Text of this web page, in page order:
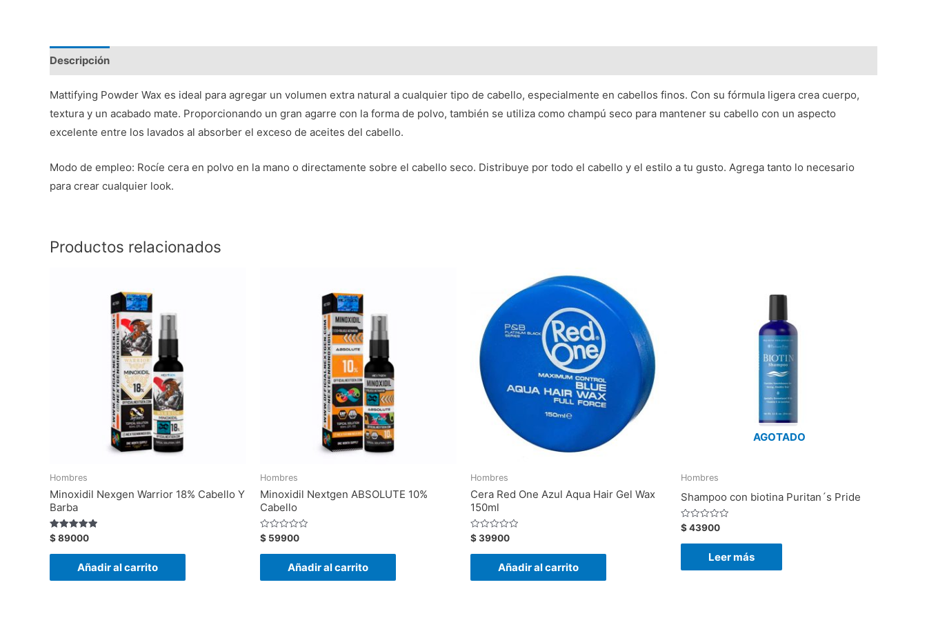
Descripción
Mattifying Powder Wax es ideal para agregar un volumen extra natural a cualquier tipo de cabello, especialmente en cabellos finos. Con su fórmula ligera crea cuerpo,
textura y un acabado mate. Proporcionando un gran agarre con la forma de polvo, también se utiliza como champú seco para mantener su cabello con un aspecto
excelente entre los lavados al absorber el exceso de aceites del cabello.
Modo de empleo: Rocíe cera en polvo en la mano o directamente sobre el cabello seco. Distribuye por todo el cabello y el estilo a tu gusto. Agrega tanto lo necesario
para crear cualquier look.
Productos relacionados
Hombres
Minoxidil Nexgen Warrior 18% Cabello Y
Barba
Valorado
con
5.00
$89000
Añadir al carrito
Hombres
Minoxidil Nextgen ABSOLUTE 10%
Cabello
Valorado
con
0
$ 59900
Añadir al carrito
Hombres
Cera Red One Azul Aqua Hair Gel Wax
150ml
Valorado
con
0
$39900
Añadir al carrito
AGOTADO
Hombres
Shampoo con biotina Puritan´s Pride
Valorado
con
0
$43900
Leer más